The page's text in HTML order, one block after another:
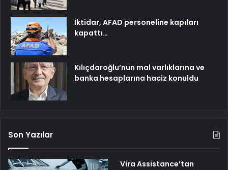
İktidar, AFAD personeline kapıları
kapattı…
Kılıçdaroğlu’nun mal varlıklarına ve
banka hesaplarına haciz konuldu
Son Yazılar
Vira Assistance’tan